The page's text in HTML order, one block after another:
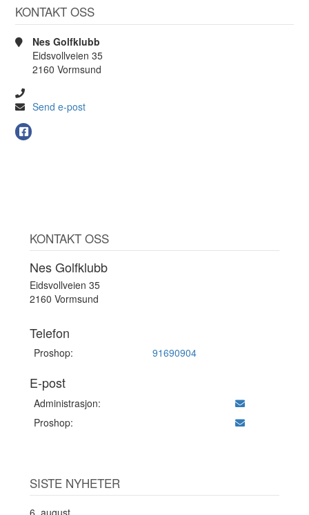
KONTAKT OSS
Nes Golfklubb
Eidsvollveien 35
2160 Vormsund
Send e-post
KONTAKT OSS
Nes Golfklubb
Eidsvollveien 35
2160 Vormsund
Telefon
Proshop: 91690904
E-post
Administrasjon:
Proshop:
SISTE NYHETER
6. august